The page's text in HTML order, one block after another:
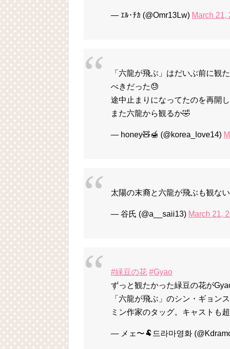
— ｴﾙ･ﾁｶ (@Omr13Lw) March 21,
「六龍が飛ぶ」はだいぶ前に観
べきだった😓
途中止まりになってたのを再開
また六龍から観るか🤣
— honey🧸🍯 (@korea_love14)
太陽の末裔と六龍が飛ぶも観な
— 谷氏 (@a__saii13) March 21,
#緑豆の花 #Gyao
ずっと観たかった緑豆の花が
「六龍が飛ぶ」のシン・ギョン
ミン作家のタッグ。キャストも
— メェ〜🐏드라마영화